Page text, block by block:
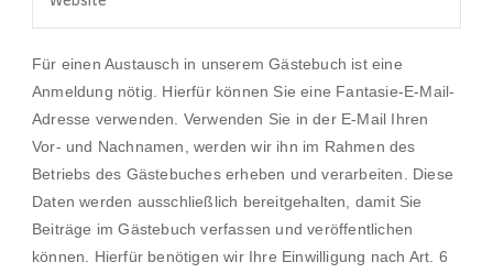
Für einen Austausch in unserem Gästebuch ist eine
Anmeldung nötig. Hierfür können Sie eine Fantasie-E-Mail-
Adresse verwenden. Verwenden Sie in der E-Mail Ihren
Vor- und Nachnamen, werden wir ihn im Rahmen des
Betriebs des Gästebuches erheben und verarbeiten. Diese
Daten werden ausschließlich bereitgehalten, damit Sie
Beiträge im Gästebuch verfassen und veröffentlichen
können. Hierfür benötigen wir Ihre Einwilligung nach Art. 6